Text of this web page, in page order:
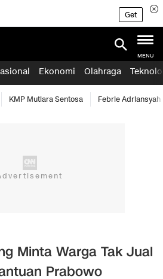
Get
MENU
Ekonomi Olahraga
KMP Mutiara Sentosa Febrie Adriansyah
Minta Warga Tak Jual
Prabowo